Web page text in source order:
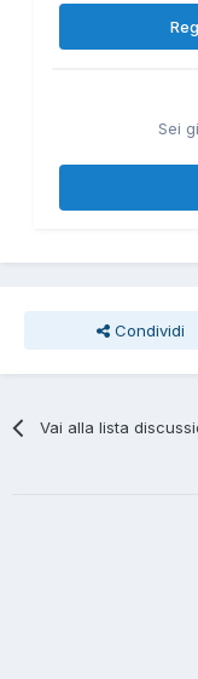
Sei
Condividi
Vai alla lista